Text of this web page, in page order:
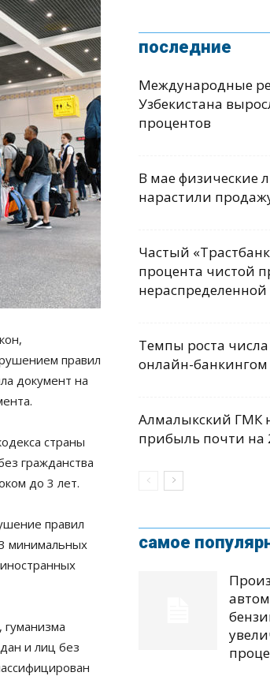
правил
документ на
страны
гражданства
до 3 лет.
правил
минимальных
и лиц без
последние
Международные
Узбекистана
процентов
В мае физические
нарастили
Частый
процента чистой
нераспределенной
Темпы роста
онлайн-банкингом
Алмалыкский ГМК
прибыль почти на
самое